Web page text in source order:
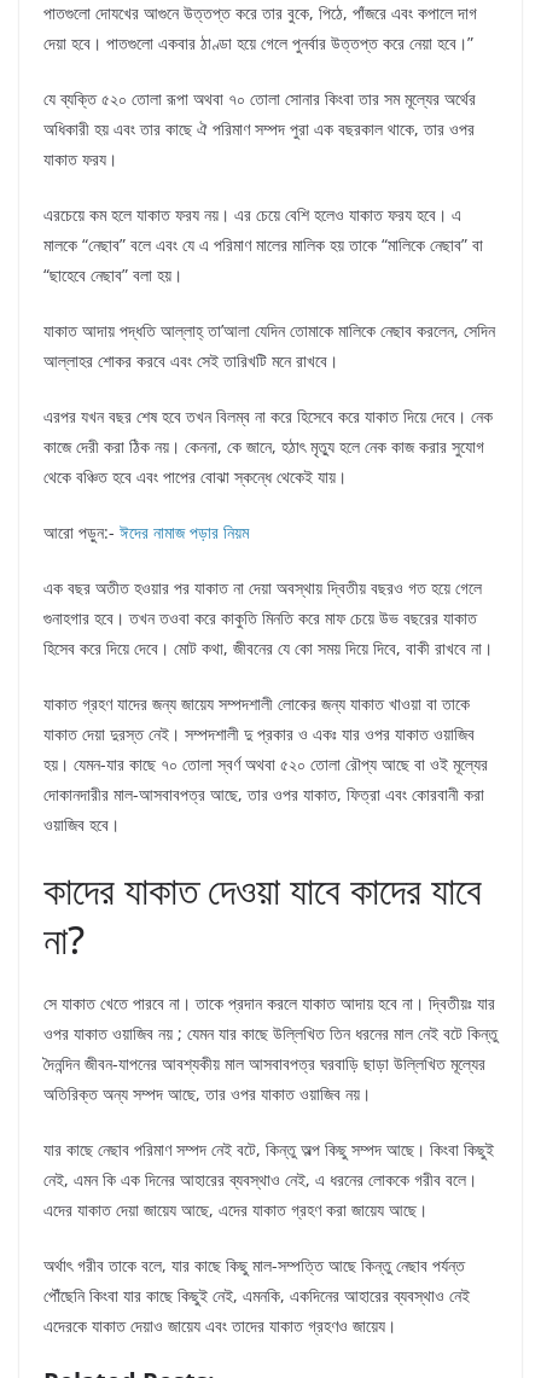
পাতগুলাে দোযখের আগুনে উত্তপ্ত করে তার বুকে, পিঠে, পাঁজরে এবং কপালে দাগ
দেয়া হবে। পাতগুলাে একবার ঠাণ্ডা হয়ে গেলে পুনর্বার উত্তপ্ত করে নেয়া হবে।”
যে ব্যক্তি ৫২০ তােলা রূপা অথবা ৭০ তােলা সােনার কিংবা তার সম মূল্যের অর্থের
অধিকারী হয় এবং তার কাছে ঐ পরিমাণ সম্পদ পুরা এক বছরকাল থাকে, তার ওপর
যাকাত ফরয।
এরচেয়ে কম হলে যাকাত ফরয নয়। এর চেয়ে বেশি হলেও যাকাত ফরয হবে। এ
মালকে “নেছাব” বলে এবং যে এ পরিমাণ মালের মালিক হয় তাকে “মালিকে নেছাব” বা
“ছাহেবে নেছাব” বলা হয়।
যাকাত আদায় পদ্ধতি আল্লাহ্ তা’আলা যেদিন তােমাকে মালিকে নেছাব করলেন, সেদিন
আল্লাহর শােকর করবে এবং সেই তারিখটি মনে রাখবে।
এরপর যখন বছর শেষ হবে তখন বিলম্ব না করে হিসেবে করে যাকাত দিয়ে দেবে। নেক
কাজে দেরী করা ঠিক নয়। কেননা, কে জানে, হঠাৎ মৃত্যু হলে নেক কাজ করার সুযােগ
থেকে বঞ্চিত হবে এবং পাপের বােঝা স্কন্ধে থেকেই যায়।
আরো পড়ুন:- ঈদের নামাজ পড়ার নিয়ম
এক বছর অতীত হওয়ার পর যাকাত না দেয়া অবস্থায় দ্বিতীয় বছরও গত হয়ে গেলে
গুনাহগার হবে। তখন তওবা করে কাকুতি মিনতি করে মাফ চেয়ে উভ বছরের যাকাত
হিসেব করে দিয়ে দেবে। মােট কথা, জীবনের যে কো সময় দিয়ে দিবে, বাকী রাখবে না।
যাকাত গ্রহণ যাদের জন্য জায়েয সম্পদশালী লােকের জন্য যাকাত খাওয়া বা তাকে
যাকাত দেয়া দুরস্ত নেই। সম্পদশালী দু প্রকার ও একঃ যার ওপর যাকাত ওয়াজিব
হয়। যেমন-যার কাছে ৭০ তােলা স্বর্ণ অথবা ৫২০ তােলা রৌপ্য আছে বা ওই মূল্যের
দোকানদারীর মাল-আসবাবপত্র আছে, তার ওপর যাকাত, ফিত্রা এবং কোরবানী করা
ওয়াজিব হবে।
কাদের যাকাত দেওয়া যাবে কাদের যাবে
না?
সে যাকাত খেতে পারবে না। তাকে প্রদান করলে যাকাত আদায় হবে না। দ্বিতীয়ঃ যার
ওপর যাকাত ওয়াজিব নয় ; যেমন যার কাছে উল্লিখিত তিন ধরনের মাল নেই বটে কিন্তু
দৈনন্দিন জীবন-যাপনের আবশ্যকীয় মাল আসবাবপত্র ঘরবাড়ি ছাড়া উল্লিখিত মূল্যের
অতিরিক্ত অন্য সম্পদ আছে, তার ওপর যাকাত ওয়াজিব নয়।
যার কাছে নেছাব পরিমাণ সম্পদ নেই বটে, কিন্তু অল্প কিছু সম্পদ আছে। কিংবা কিছুই
নেই, এমন কি এক দিনের আহারের ব্যবস্থাও নেই, এ ধরনের লােককে গরীব বলে।
এদের যাকাত দেয়া জায়েয আছে, এদের যাকাত গ্রহণ করা জায়েয আছে।
অর্থাৎ গরীব তাকে বলে, যার কাছে কিছু মাল-সম্পত্তি আছে কিন্তু নেছাব পর্যন্ত
পৌঁছেনি কিংবা যার কাছে কিছুই নেই, এমনকি, একদিনের আহারের ব্যবস্থাও নেই
এদেরকে যাকাত দেয়াও জায়েয এবং তাদের যাকাত গ্রহণও জায়েয।